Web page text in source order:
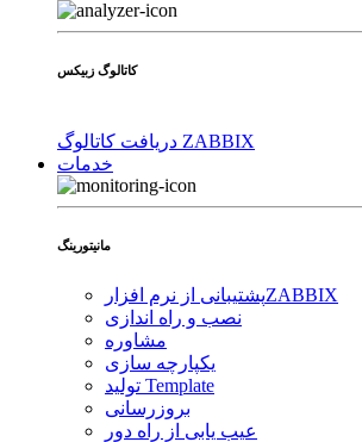
کاتالوگ زبیکس
دریافت کاتالوگ ZABBIX
خدمات
مانیتورینگ
پشتیبانی از نرم افزارZABBIX
نصب و راه اندازی
مشاوره
یکپارچه سازی
تولید Template
بروزرسانی
عیب یابی از راه دور